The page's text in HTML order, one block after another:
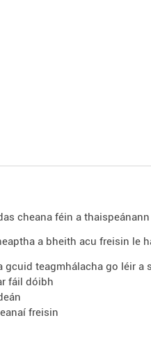
cheana féin a thaispeánann
a bheith acu freisin le
teagmhálacha go léir a
fáil dóibh
freisin